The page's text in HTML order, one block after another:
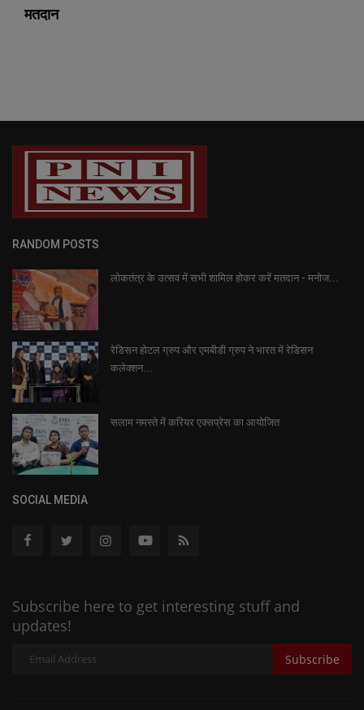
मतदान
RANDOM POSTS
लोकतंत्र के उत्सव में सभी शामिल होकर करें मतदान - मनोज...
रेडिसन होटल ग्रुप और एमबीडी ग्रुप ने भारत में रेडिसन
कलेक्शन...
सलाम नमस्ते में करियर एक्सप्रेस का आयोजित
SOCIAL MEDIA
Subscribe here to get interesting stuff and
updates!
Subscribe